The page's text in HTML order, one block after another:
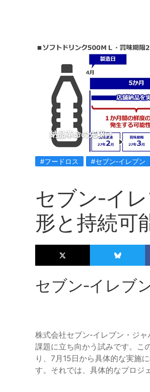
納品革命の先駆け
#フードロス #セブン‐イレブン
セブン‐イ
形と持続可
セブン‐イレブ
株式会社セブン‐イレブン・ジ
課題に立ち向かう試みです。こ
り、7月15日から具体的な実施
す。それでは、具体的なプロジ